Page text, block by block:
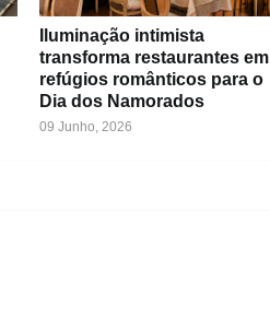
Iluminação intimista
transforma restaurantes em
refúgios românticos para o
Dia dos Namorados
09 Junho, 2026